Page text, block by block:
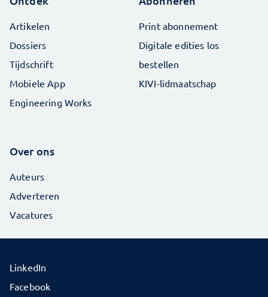
Artikelen
Dossiers
Tijdschrift
Mobiele App
Engineering Works
Print abonnement
Digitale edities los
bestellen
KIVI-lidmaatschap
Over ons
Auteurs
Adverteren
Vacatures
LinkedIn
Facebook